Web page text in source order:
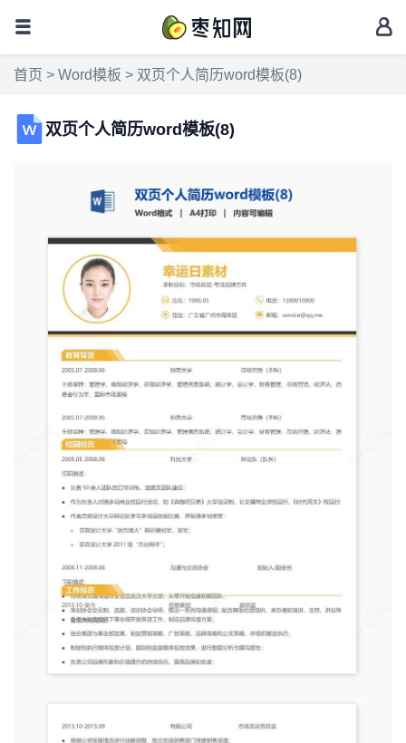
首页 > Word模板 > 双页个人简历word模板(8)
双页个人简历word模板(8)